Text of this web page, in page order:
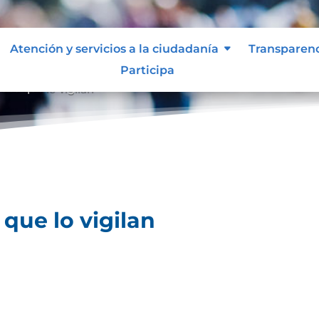
Atención y servicios a la ciudadanía
Participa
que lo vigilan
lo vigilan